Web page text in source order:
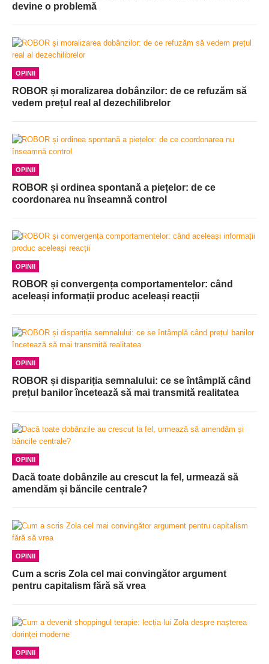
devine o problemă
OPINII
ROBOR și moralizarea dobânzilor: de ce refuzăm să
vedem prețul real al dezechilibrelor
OPINII
ROBOR și ordinea spontană a piețelor: de ce
coordonarea nu înseamnă control
OPINII
ROBOR și convergența comportamentelor: când
aceleași informații produc aceleași reacții
OPINII
ROBOR și dispariția semnalului: ce se întâmplă când
prețul banilor încetează să mai transmită realitatea
OPINII
Dacă toate dobânzile au crescut la fel, urmează să
amendăm și băncile centrale?
OPINII
Cum a scris Zola cel mai convingător argument
pentru capitalism fără să vrea
OPINII